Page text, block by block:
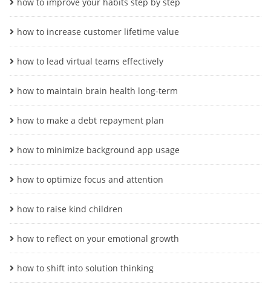
how to increase customer lifetime value
how to lead virtual teams effectively
how to maintain brain health long-term
how to make a debt repayment plan
how to minimize background app usage
how to optimize focus and attention
how to raise kind children
how to reflect on your emotional growth
how to shift into solution thinking